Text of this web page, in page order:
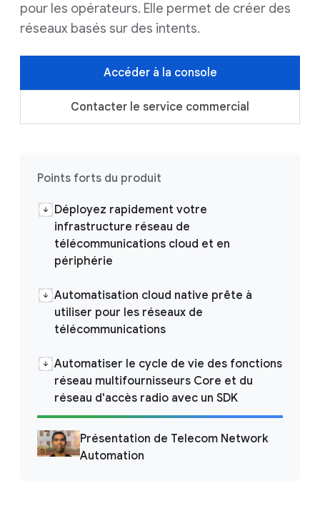
pour les opérateurs. Elle permet de créer des
réseaux basés sur des intents.
Accéder à la console
Contacter le service commercial
Points forts du produit
Déployez rapidement votre
infrastructure réseau de
télécommunications cloud et en
périphérie
Automatisation cloud native prête à
utiliser pour les réseaux de
télécommunications
Automatiser le cycle de vie des fonctions
réseau multifournisseurs Core et du
réseau d'accès radio avec un SDK
Présentation de Telecom Network
Automation